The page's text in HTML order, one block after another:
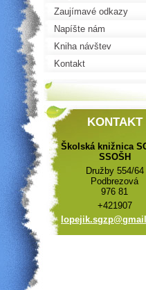
Zaujímavé odkazy
Napíšte nám
Kniha návštev
Kontakt
KONTAKT
Školská knižnica
SSOŠH
Družby 554/64
Podbrezová
976 81
+421907
lopejik.sgzp@gma